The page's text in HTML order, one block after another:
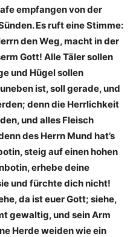
empfangen von der
Es ruft eine Stimme:
den Weg, macht in der
Gott! Alle Täler sollen
und Hügel sollen
ist, soll gerade, und
denn die Herrlichkeit
und alles Fleisch
des Herrn Mund hat’s
steig auf einen hohen
erhebe deine
und fürchte dich nicht!
da ist euer Gott; siehe,
gewaltig, und sein Arm
Herde weiden wie ein